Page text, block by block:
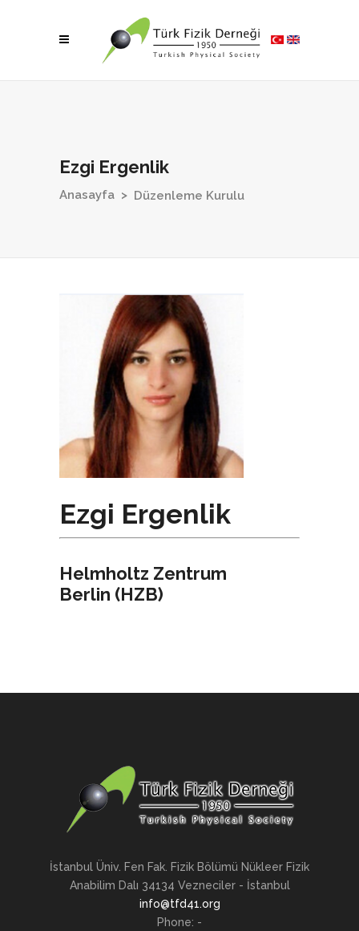
Ezgi Ergenlik
Anasayfa > Düzenleme Kurulu
Ezgi Ergenlik
Helmholtz Zentrum
Berlin (HZB)
İstanbul Üniv. Fen Fak. Fizik Bölümü Nükleer Fizik
Anabilim Dalı 34134 Vezneciler - İstanbul
info@tfd41.org
Phone: -